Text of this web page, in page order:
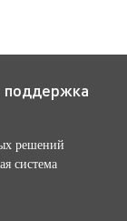
поддержка
решений
система